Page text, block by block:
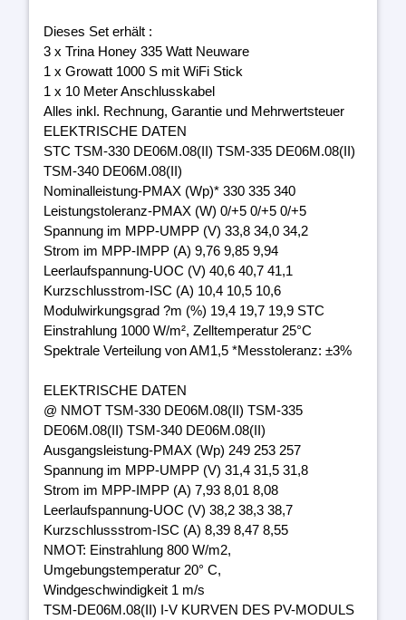
Dieses Set erhält :
3 x Trina Honey 335 Watt Neuware
1 x Growatt 1000 S mit WiFi Stick
1 x 10 Meter Anschlusskabel
Alles inkl. Rechnung, Garantie und Mehrwertsteuer
ELEKTRISCHE DATEN
STC TSM-330 DE06M.08(II) TSM-335 DE06M.08(II)
TSM-340 DE06M.08(II)
Nominalleistung-PMAX (Wp)* 330 335 340
Leistungstoleranz-PMAX (W) 0/+5 0/+5 0/+5
Spannung im MPP-UMPP (V) 33,8 34,0 34,2
Strom im MPP-IMPP (A) 9,76 9,85 9,94
Leerlaufspannung-UOC (V) 40,6 40,7 41,1
Kurzschlusstrom-ISC (A) 10,4 10,5 10,6
Modulwirkungsgrad ?m (%) 19,4 19,7 19,9 STC
Einstrahlung 1000 W/m², Zelltemperatur 25°C
Spektrale Verteilung von AM1,5 *Messtoleranz: ±3%
ELEKTRISCHE DATEN
@ NMOT TSM-330 DE06M.08(II) TSM-335
DE06M.08(II) TSM-340 DE06M.08(II)
Ausgangsleistung-PMAX (Wp) 249 253 257
Spannung im MPP-UMPP (V) 31,4 31,5 31,8
Strom im MPP-IMPP (A) 7,93 8,01 8,08
Leerlaufspannung-UOC (V) 38,2 38,3 38,7
Kurzschlussstrom-ISC (A) 8,39 8,47 8,55
NMOT: Einstrahlung 800 W/m2,
Umgebungstemperatur 20° C,
Windgeschwindigkeit 1 m/s
TSM-DE06M.08(II) I-V KURVEN DES PV-MODULS